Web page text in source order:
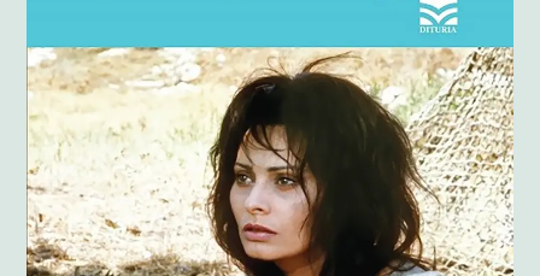
Anglisht
Ditarë
Evente